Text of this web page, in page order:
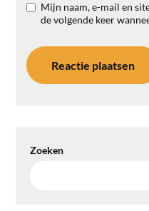
Mijn naam, e-mail en
de volgende keer
Zoeken